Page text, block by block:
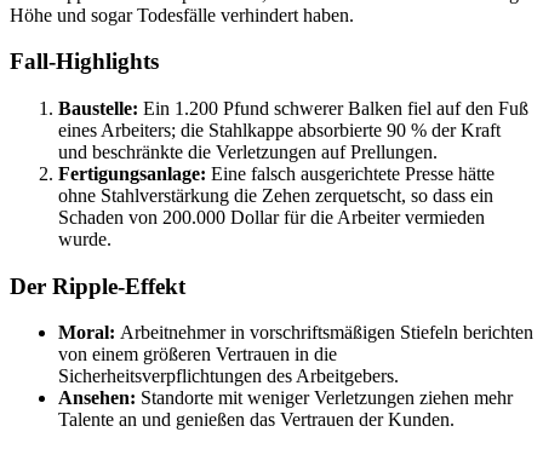
Höhe und sogar Todesfälle verhindert haben.
Fall-Highlights
Baustelle: Ein 1.200 Pfund schwerer Balken fiel auf den Fuß
eines Arbeiters; die Stahlkappe absorbierte 90 % der Kraft
und beschränkte die Verletzungen auf Prellungen.
Fertigungsanlage: Eine falsch ausgerichtete Presse hätte
ohne Stahlverstärkung die Zehen zerquetscht, so dass ein
Schaden von 200.000 Dollar für die Arbeiter vermieden
wurde.
Der Ripple-Effekt
Moral: Arbeitnehmer in vorschriftsmäßigen Stiefeln berichten
von einem größeren Vertrauen in die
Sicherheitsverpflichtungen des Arbeitgebers.
Ansehen: Standorte mit weniger Verletzungen ziehen mehr
Talente an und genießen das Vertrauen der Kunden.